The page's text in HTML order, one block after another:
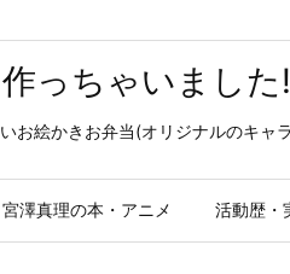
っちゃいました!
お絵かきお弁当(オリジナルのキャ
宮澤真理の本・アニメ 活動歴・